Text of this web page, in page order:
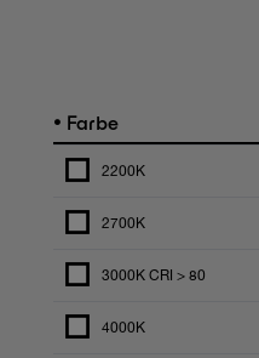
• Farbe
2200K
2700K
3000K CRI > 80
4000K